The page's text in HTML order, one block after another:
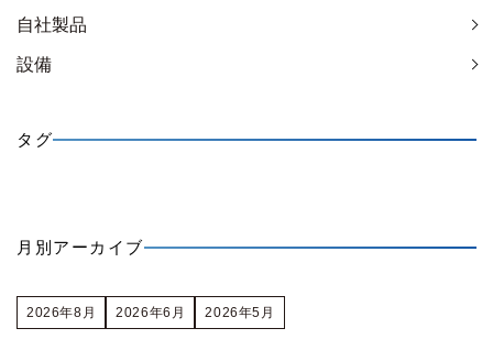
自社製品
設備
タグ
月別アーカイブ
2026年8月 2026年6月 2026年5月